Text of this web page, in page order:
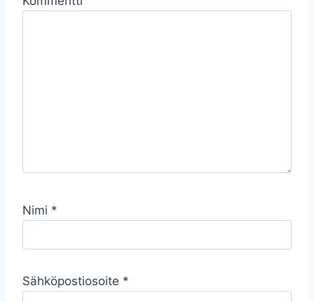
Nimi *
Sähköpostiosoite *